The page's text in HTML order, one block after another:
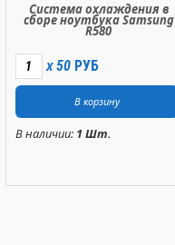
Система охлаждения в
сборе ноутбука Samsung
R580
X 50 РУБ
В наличии: 1 Шт.